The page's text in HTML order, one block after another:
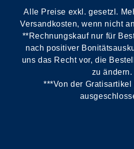
Alle Preise exkl. gesetzl.
Versandkosten, wenn nicht
**Rechnungskauf nur für
nach positiver
uns das Recht vor, die
zu ändern.
***Von der Gratisartikel